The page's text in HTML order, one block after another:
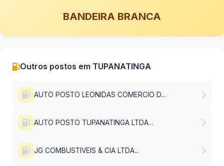
BANDEIRA BRANCA
Outros postos em TUPANATINGA
AUTO POSTO LEONIDAS COMERCIO D...
AUTO POSTO TUPANATINGA LTDA...
JG COMBUSTIVEIS & CIA LTDA...